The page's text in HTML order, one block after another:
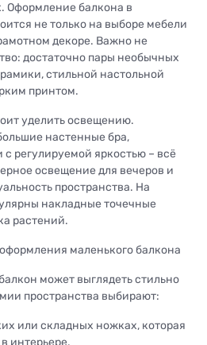
Оформление балкона в
не только на выборе мебели
декоре. Важно не
достаточно пары необычных
стильной настольной
принтом.
уделить освещению.
настенные бра,
регулируемой яркостью – всё
освещение для вечеров и
пространства. На
накладные точечные
растений.
маленького балкона
может выглядеть стильно
пространства выбирают:
или складных ножках, которая